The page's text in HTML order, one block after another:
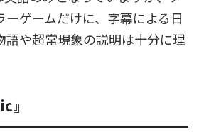
ゲームだけに、字幕による日
語や超常現象の説明は十分に理
』